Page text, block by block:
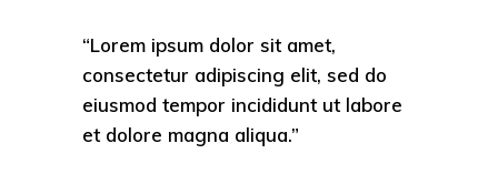
“Lorem ipsum dolor sit amet,
consectetur adipiscing elit, sed do
eiusmod tempor incididunt ut labore
et dolore magna aliqua.”